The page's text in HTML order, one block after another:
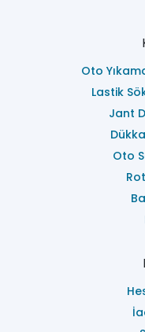
Oto
Lastik
Jant
Oto